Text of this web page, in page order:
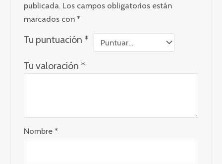
publicada. Los campos obligatorios están
marcados con*
Tu puntuación *
Tu valoración *
Nombre*